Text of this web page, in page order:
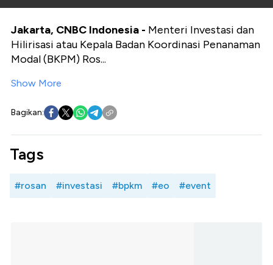
Bencana
Jakarta, CNBC Indonesia - Menteri Investasi dan
Hilirisasi atau Kepala Badan Koordinasi Penanaman
Modal (BKPM) Ros...
Show More
Bagikan:
Tags
#rosan #investasi #bpkm #eo #event